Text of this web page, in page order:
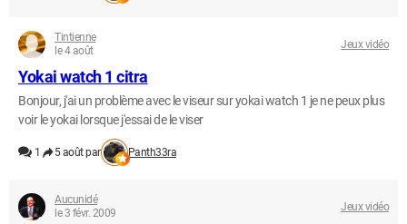
Tintienne
le 4 août
Jeux vidéo
Yokai watch 1 citra
Bonjour, j'ai un problème avec le viseur sur yokai watch 1 je ne peux plus
voir le yokai lorsque j'essai de le viser
1 5 août par Panth33ra
Aucunidé
le 3 févr. 2009
Jeux vidéo